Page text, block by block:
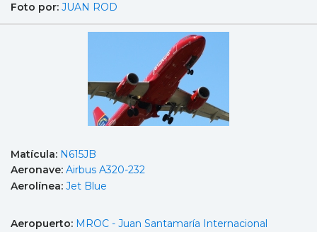
Foto por: JUAN ROD
Matícula: N615JB
Aeronave: Airbus A320-232
Aerolínea: Jet Blue
Aeropuerto: MROC - Juan Santamaría Internacional